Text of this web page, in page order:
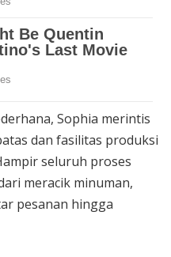
Sophia merintis
dan fasilitas produksi
seluruh proses
meracik minuman,
pesanan hingga